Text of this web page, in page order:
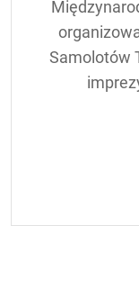
Samolotów
de
trasie